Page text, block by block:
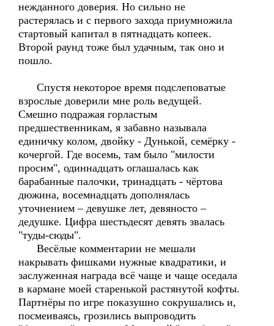
нежданного доверия. Но сильно не
растерялась и с первого захода приумножила
стартовый капитал в пятнадцать копеек.
Второй раунд тоже был удачным, так оно и
пошло.
Спустя некоторое время подслеповатые
взрослые доверили мне роль ведущей.
Смешно подражая горластым
предшественникам, я забавно называла
единичку колом, двойку - Дунькой, семёрку -
кочергой. Где восемь, там было "милости
просим", одиннадцать оглашалась как
барабанные палочки, тринадцать - чёртова
дюжина, восемнадцать дополнялась
уточнением – девушке лет, девяносто –
дедушке. Цифра шестьдесят девять звалась
"туды-сюды".
Весёлые комментарии не мешали
накрывать фишками нужные квадратики, и
заслуженная награда всё чаще и чаще оседала
в кармане моей старенькой растянутой кофты.
Партнёры по игре показушно сокрушались и,
посмеиваясь, грозились выпроводить